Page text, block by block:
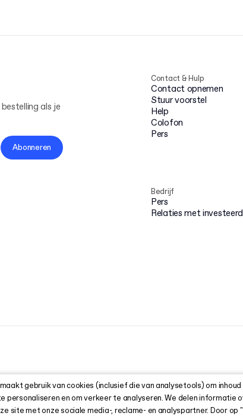
Contact & Hulp
Contact opnemen
Stuur voorstel
Help
Colofon
Pers
Bedrijf
Pers
Relaties met
als je
Abonneren
gebruik van cookies (inclusief die van analysetools) om inhoud
personaliseren en om verkeer te analyseren. We delen informatie
site met onze sociale media-, reclame- en analyspartner. Door op